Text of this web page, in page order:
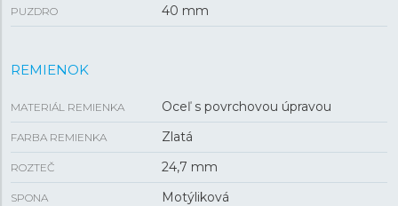
PUZDRO 40 mm
REMIENOK
MATERIÁL REMIENKA Oceľ s povrchovou úpravou
FARBA REMIENKA Zlatá
ROZTEČ 24,7 mm
SPONA Motýliková